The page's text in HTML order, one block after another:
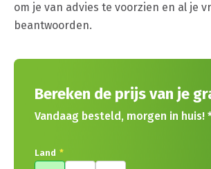
om je van advies te voorzien en al je
beantwoorden.
Bereken de prijs van je
Vandaag besteld, morgen in huis!
Land *